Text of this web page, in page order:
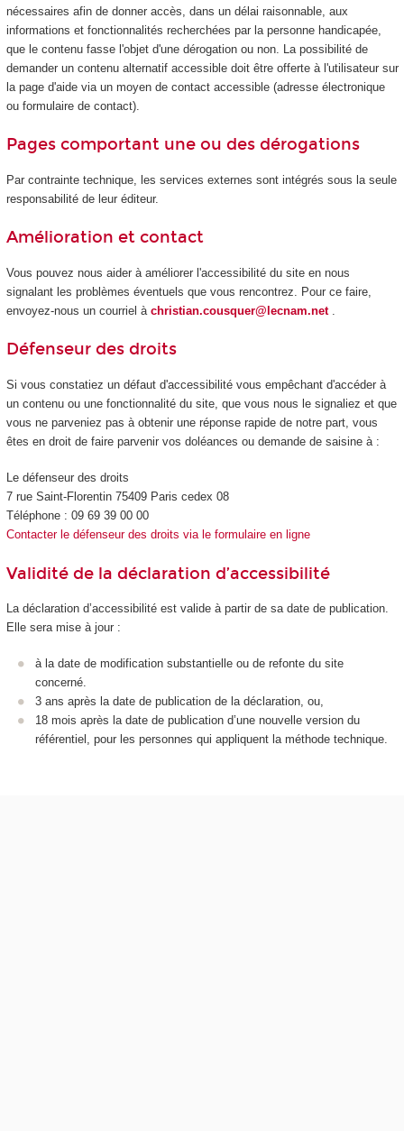
nécessaires afin de donner accès, dans un délai raisonnable, aux
informations et fonctionnalités recherchées par la personne handicapée,
que le contenu fasse l'objet d'une dérogation ou non. La possibilité de
demander un contenu alternatif accessible doit être offerte à l'utilisateur sur
la page d'aide via un moyen de contact accessible (adresse électronique
ou formulaire de contact).
Pages comportant une ou des dérogations
Par contrainte technique, les services externes sont intégrés sous la seule
responsabilité de leur éditeur.
Amélioration et contact
Vous pouvez nous aider à améliorer l'accessibilité du site en nous
signalant les problèmes éventuels que vous rencontrez. Pour ce faire,
envoyez-nous un courriel à christian.cousquer@lecnam.net
Défenseur des droits
Si vous constatiez un défaut d'accessibilité vous empêchant d'accéder à
un contenu ou une fonctionnalité du site, que vous nous le signaliez et que
vous ne parveniez pas à obtenir une réponse rapide de notre part, vous
êtes en droit de faire parvenir vos doléances ou demande de saisine à :
Le défenseur des droits
7 rue Saint-Florentin 75409 Paris cedex 08
Téléphone : 09 69 39 00 00
Contacter le défenseur des droits via le formulaire en ligne
Validité de la déclaration d’accessibilité
La déclaration d’accessibilité est valide à partir de sa date de publication.
Elle sera mise à jour :
à la date de modification substantielle ou de refonte du site
concerné.
3 ans après la date de publication de la déclaration, ou,
18 mois après la date de publication d’une nouvelle version du
référentiel, pour les personnes qui appliquent la méthode technique.